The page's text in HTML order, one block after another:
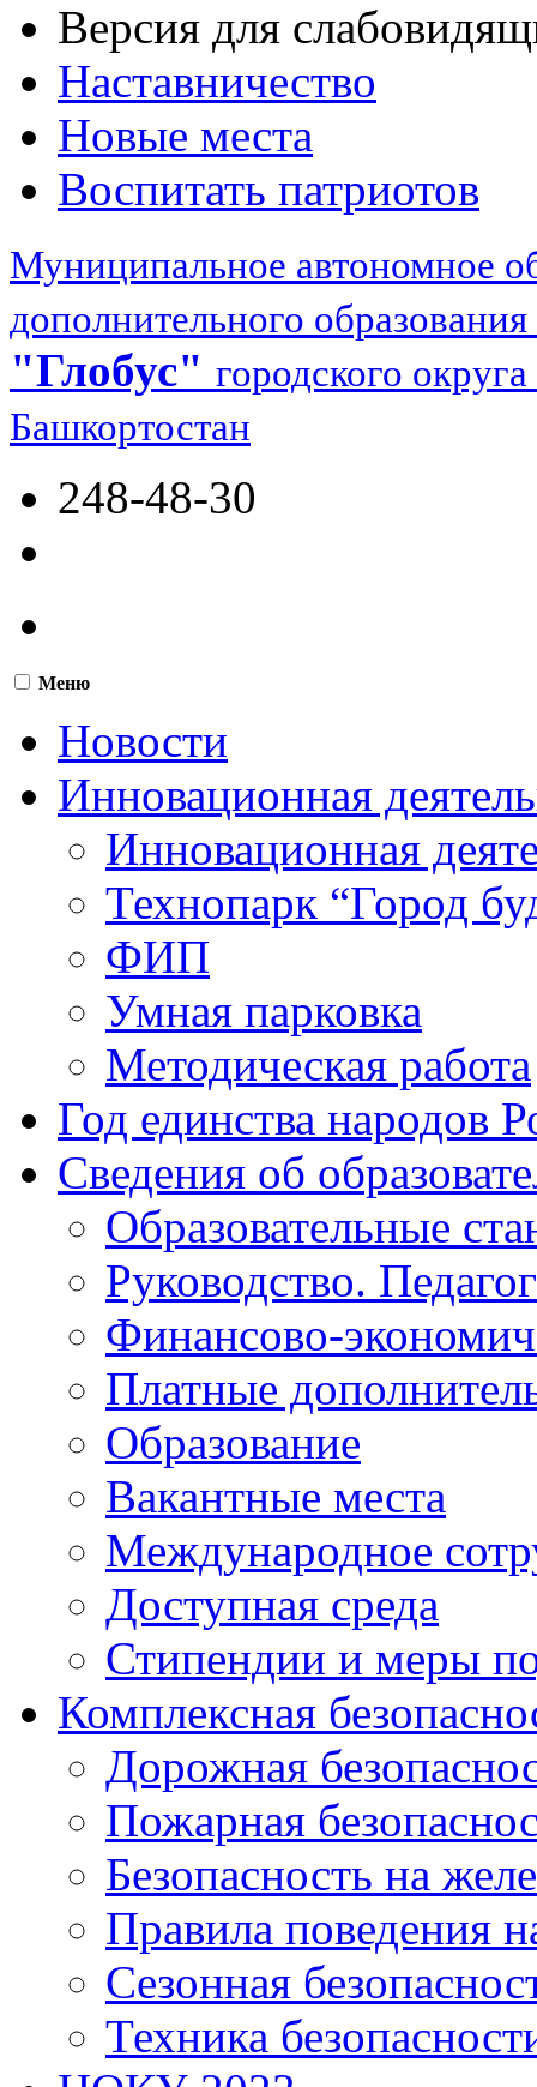
Версия для
Наставничество
Новые места
Воспитать патриотов
Муниципальное автономное
дополнительного образования
"Глобус" городского
Башкортостан
248-48-30
Меню
Новости
Инновационная
Инновационная
Технопарк “Город
ФИП
Умная парковка
Методическая работа
Год единства народов
Сведения об
Образовательные
Руководство.
Финансово-
Платные
Образование
Вакантные места
Международное
Доступная среда
Стипендии и меры
Комплексная
Дорожная
Пожарная
Безопасность на
Правила поведения
Сезонная
Техника